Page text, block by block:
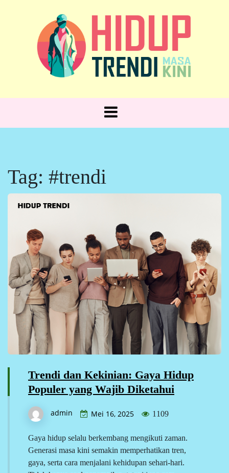
HIDUP
TRENDI
Tag: #trendi
Trendi dan Kekinian: Gaya Hidup
Populer yang Wajib Diketahui
admin Mei 16, 2025 1109
Gaya hidup selalu berkembang mengikuti zaman.
Generasi masa kini semakin memperhatikan tren,
gaya, serta cara menjalani kehidupan sehari-hari.